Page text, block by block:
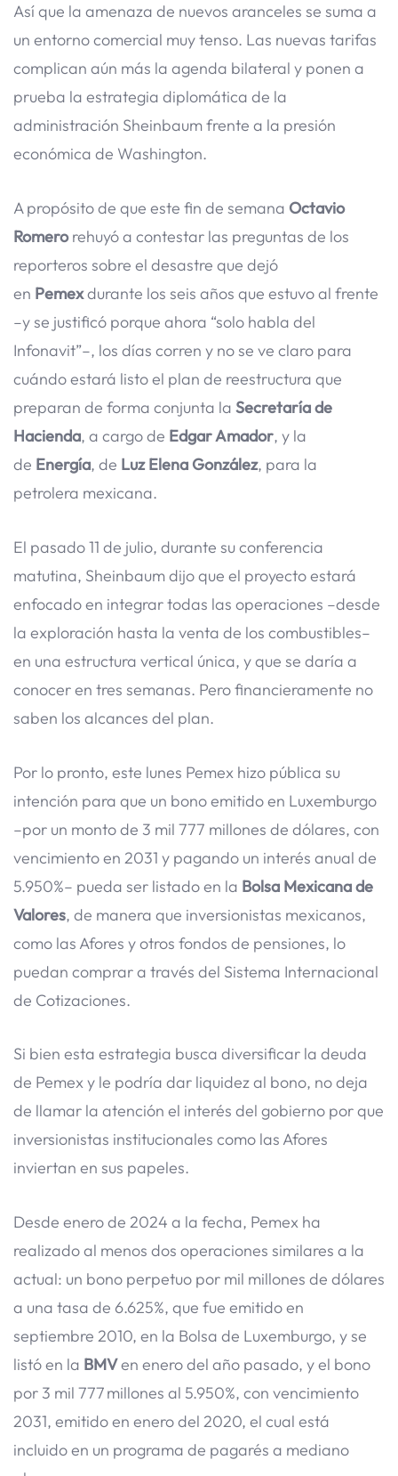
Así que la amenaza de nuevos aranceles se suma a
un entorno comercial muy tenso. Las nuevas tarifas
complican aún más la agenda bilateral y ponen a
prueba la estrategia diplomática de la
administración Sheinbaum frente a la presión
económica de Washington.
A propósito de que este fin de semana Octavio
Romerorehuyó a contestar las preguntas de los
reporteros sobre el desastre que dejó
en Pemexdurante los seis años que estuvo al frente
–y se justificó porque ahora “solo habla del
Infonavit”–, los días corren y no se ve claro para
cuándo estará listo el plan de reestructura que
preparan de forma conjunta la Secretaría de
Hacienda, a cargo de Edgar Amador, y la
de Energía, de Luz Elena González, para la
petrolera mexicana.
El pasado 11 de julio, durante su conferencia
matutina, Sheinbaum dijo que el proyecto estará
enfocado en integrar todas las operaciones –desde
la exploración hasta la venta de los combustibles–
en una estructura vertical única, y que se daría a
conocer en tres semanas. Pero financieramente no
saben los alcances del plan.
Por lo pronto, este lunes Pemex hizo pública su
intención para que un bono emitido en Luxemburgo
–por un monto de 3 mil 777 millones de dólares, con
vencimiento en 2031 y pagando un interés anual de
5.950%– pueda ser listado en la Bolsa Mexicana de
Valores, de manera que inversionistas mexicanos,
como las Afores y otros fondos de pensiones, lo
puedan comprar a través del Sistema Internacional
de Cotizaciones.
Si bien esta estrategia busca diversificar la deuda
de Pemex y le podría dar liquidez al bono, no deja
de llamar la atención el interés del gobierno por que
inversionistas institucionales como las Afores
inviertan en sus papeles.
Desde enero de 2024 a la fecha, Pemex ha
realizado al menos dos operaciones similares a la
actual: un bono perpetuo por mil millones de dólares
a una tasa de 6.625%, que fue emitido en
septiembre 2010, en la Bolsa de Luxemburgo, y se
listó en la BMVen enero del año pasado, y el bono
por 3 mil 777 millones al 5.950%, con vencimiento
2031, emitido en enero del 2020, el cual está
incluido en un programa de pagarés a mediano